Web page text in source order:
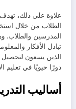
علاوة على ذلك، تهدف
الطلاب من خلال
المدرسين
تبادل الأفكار
الذين يسعون
دورًا حيويًا في تعليم
أساليب